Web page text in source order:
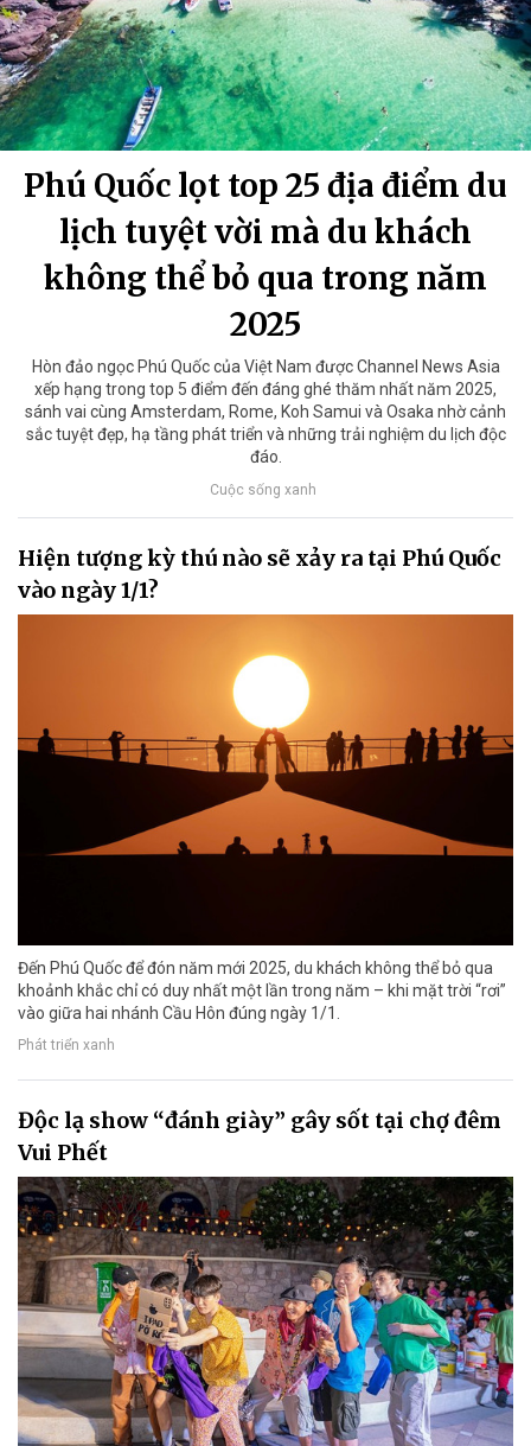
Phú Quốc lọt top 25 địa điểm du
lịch tuyệt vời mà du khách
không thể bỏ qua trong năm
2025
Hòn đảo ngọc Phú Quốc của Việt Nam được Channel News Asia
xếp hạng trong top 5 điểm đến đáng ghé thăm nhất năm 2025,
sánh vai cùng Amsterdam, Rome, Koh Samui và Osaka nhờ cảnh
sắc tuyệt đẹp, hạ tầng phát triển và những trải nghiệm du lịch độc
đáo.
Cuộc sống xanh
Hiện tượng kỳ thú nào sẽ xảy ra tại Phú Quốc
vào ngày 1/1?
Đến Phú Quốc để đón năm mới 2025, du khách không thể bỏ qua
khoảnh khắc chỉ có duy nhất một lần trong năm – khi mặt trời “rơi”
vào giữa hai nhánh Cầu Hôn đúng ngày 1/1.
Phát triển xanh
Độc lạ show “đánh giày” gây sốt tại chợ đêm
Vui Phết